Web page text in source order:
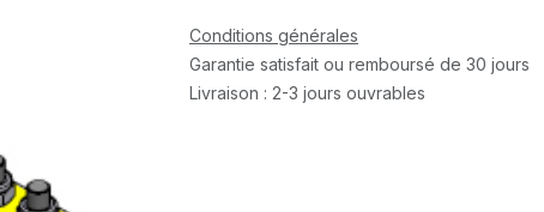
Conditions générales
Garantie satisfait ou remboursé de 30 jours
Livraison : 2-3 jours ouvrables